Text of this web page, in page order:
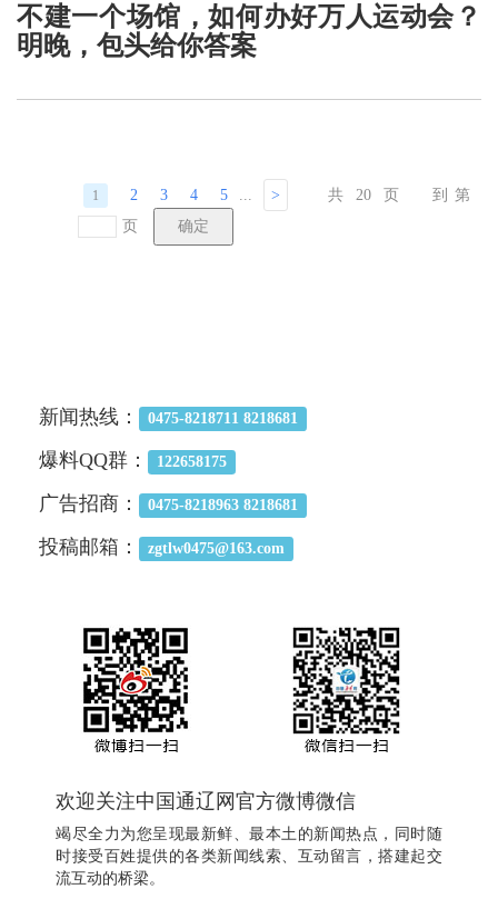
不建一个场馆，如何办好万人运动会？
明晚，包头给你答案
1 2 3 4 5 > 共 20 页
到第
页
新闻热线： 0475-8218711 8218681
爆料QQ群： 122658175
广告招商： 0475-8218963 8218681
投稿邮箱： zgtlw0475@163.com
欢迎关注中国通辽网官方微博微信
竭尽全力为您呈现最新鲜、最本土的新闻热点，同时随
时接受百姓提供的各类新闻线索、互动留言，搭建起交
流互动的桥梁。